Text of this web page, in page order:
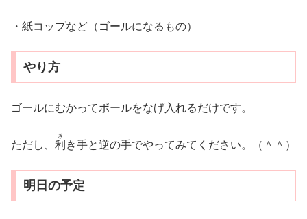
・紙コップなど（ゴールになるもの）
やり方
ゴールにむかってボールをなげ入れるだけです。
ただし、 利
き
き手と逆の手でやってみてください。（＾＾）
明日の予定